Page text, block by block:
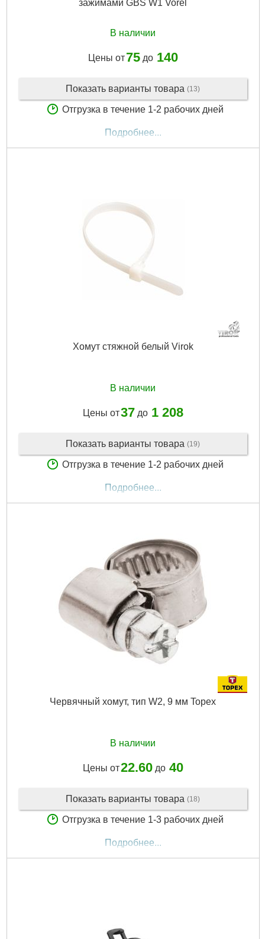
зажимами GBS W1 Vorel
В наличии
Цены от 75до 140
Показать варианты товара (13)
Отгрузка в течение 1-2 рабочих дней
Подробнее...
Хомут стяжной белый Virok
В наличии
Цены от37до 1 208
Показать варианты товара (19)
Отгрузка в течение 1-2 рабочих дней
Подробнее...
Червячный хомут, тип W2, 9 мм Topex
В наличии
Цены от22.60до 40
Показать варианты товара (18)
Отгрузка в течение 1-3 рабочих дней
Подробнее...